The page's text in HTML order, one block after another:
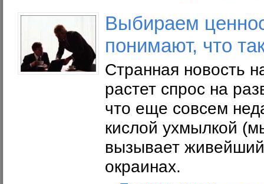
Выбираем
понимают, что
Странная новость
растет спрос на
что еще совсем
кислой ухмылкой
вызывает
окраинах.